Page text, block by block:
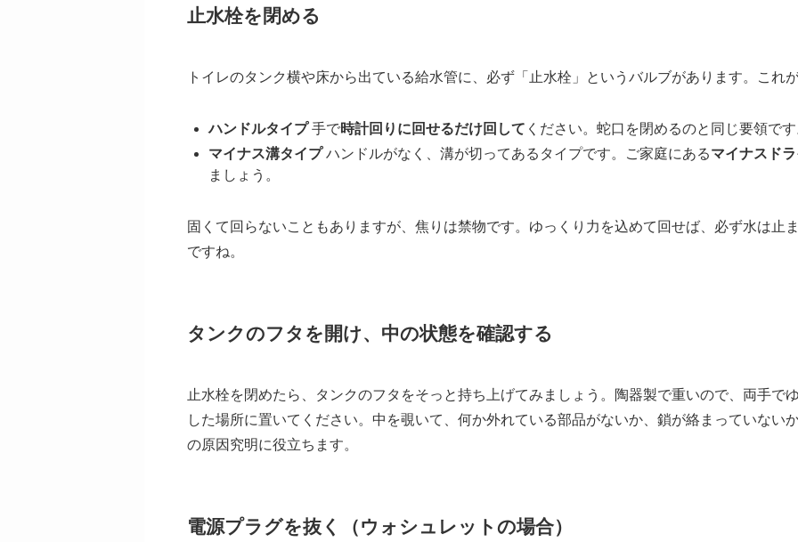
止水栓を閉める
トイレのタンク横や床から出ている給水管に、必ず「止水栓」というバルブがあります。これ
ハンドルタイプ手で時計回りに回せるだけ回して ください。蛇口を閉めるのと同じ要領で
マイナス溝タイプハンドルがなく、溝が切ってあるタイプです。ご家庭にあるマイナスド
ましょう。
固くて回らないこともありますが、焦りは禁物です。ゆっくり力を込めて回せば、必ず水は止
ですね。
タンクのフタを開け、中の状態を確認する
止水栓を閉めたら、タンクのフタをそっと持ち上げてみましょう。陶器製で重いので、両手で
した場所に置いてください。中を覗いて、何か外れている部品がないか、鎖が絡まっていない
の原因究明に役立ちます。
電源プラグを抜く（ウォシュレットの場合）